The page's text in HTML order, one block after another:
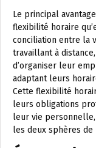
Le principal
flexibilité horaire
conciliation entre la
travaillant à
d’organiser leur
adaptant leurs
Cette flexibilité
leurs obligations
leur vie
les deux sphères de